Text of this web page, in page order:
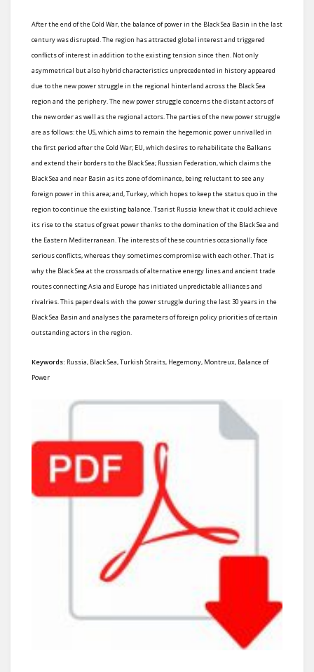
After the end of the Cold War, the balance of power in the Black Sea Basin in the last
century was disrupted. The region has attracted global interest and triggered
conflicts of interest in addition to the existing tension since then. Not only
asymmetrical but also hybrid characteristics unprecedented in history appeared
due to the new power struggle in the regional hinterland across the Black Sea
region and the periphery. The new power struggle concerns the distant actors of
the new order as well as the regional actors. The parties of the new power struggle
are as follows: the US, which aims to remain the hegemonic power unrivalled in
the first period after the Cold War; EU, which desires to rehabilitate the Balkans
and extend their borders to the Black Sea; Russian Federation, which claims the
Black Sea and near Basin as its zone of dominance, being reluctant to see any
foreign power in this area; and, Turkey, which hopes to keep the status quo in the
region to continue the existing balance. Tsarist Russia knew that it could achieve
its rise to the status of great power thanks to the domination of the Black Sea and
the Eastern Mediterranean. The interests of these countries occasionally face
serious conflicts, whereas they sometimes compromise with each other. That is
why the Black Sea at the crossroads of alternative energy lines and ancient trade
routes connecting Asia and Europe has initiated unpredictable alliances and
rivalries. This paper deals with the power struggle during the last 30 years in the
Black Sea Basin and analyses the parameters of foreign policy priorities of certain
outstanding actors in the region.
Keywords: Russia, Black Sea, Turkish Straits, Hegemony, Montreux, Balance of
Power